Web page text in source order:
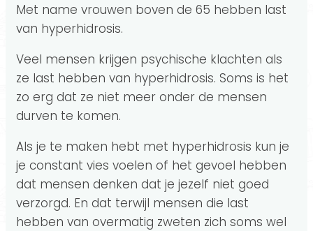
Met name vrouwen boven de 65 hebben last
van hyperhidrosis.
Veel mensen krijgen psychische klachten als
ze last hebben van hyperhidrosis. Soms is het
zo erg dat ze niet meer onder de mensen
durven te komen.
Als je te maken hebt met hyperhidrosis kun je
je constant vies voelen of het gevoel hebben
dat mensen denken dat je jezelf niet goed
verzorgd. En dat terwijl mensen die last
hebben van overmatig zweten zich soms wel